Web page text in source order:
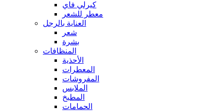
كيرلي فاي
معطر للشعر
العناية بالرجل
شعر
بشرة
المنظافات
الأحذية
المعطرات
المفروشات
الملابس
المطبخ
الحمامات